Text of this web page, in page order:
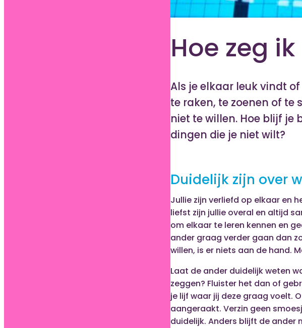
Hoe zeg
Als je elkaar leuk vindt
te raken, te zoenen of te
niet te willen. Hoe blijf je
dingen die je niet wilt?
Duidelijk zijn over
Jullie zijn verliefd op elkaar en
liefst zijn jullie overal en altijd
om elkaar te leren kennen en
ander graag verder gaan dan
willen, is er niets aan de hand.
Laat de ander duidelijk weten
zeggen? Fluister het dan of
je lijf waar jij deze graag voelt.
aangeraakt. Verzin geen
duidelijk. Anders blijft de ander